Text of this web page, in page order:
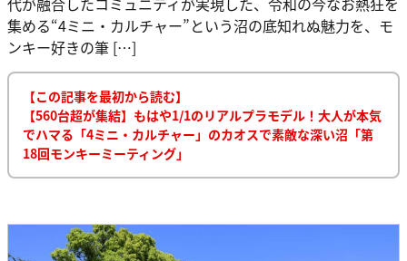
集める“4ミニ・カルチャー”という沼の底知れぬ魅力を、モ
ンキー好きの筆 […]
【この記事を最初から読む】
【560台超が集結】もはや1/1のリアルプラモデル！大人が本気
でハマる「4ミニ・カルチャー」のカオスで素敵な深い沼「第
18回モンキーミーティング」